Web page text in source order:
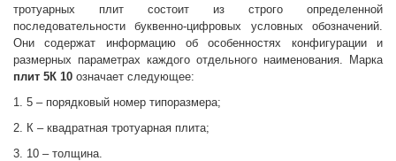
тротуарных плит состоит из строго определенной
последовательности буквенно-цифровых условных обозначений.
Они содержат информацию об особенностях конфигурации и
размерных параметрах каждого отдельного наименования. Марка
плит 5К 10 означает следующее:
1. 5 – порядковый номер типоразмера;
2. К – квадратная тротуарная плита;
3. 10 – толщина.